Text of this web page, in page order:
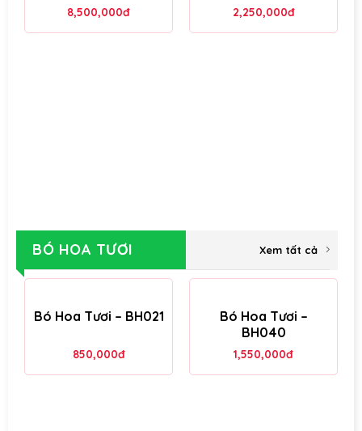
8,500,000đ 2,250,000đ
BÓ HOA TƯƠI Xem tất cả
Bó Hoa Tươi – BH021
850,000đ
Bó Hoa Tươi –
BH040
1,550,000đ